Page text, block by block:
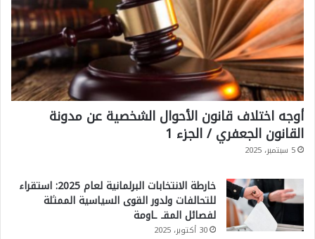
أوجه اختلاف قانون الأحوال الشخصية عن مدونة
القانون الجعفري / الجزء 1
5 سبتمبر، 2025
خارطة الانتخابات البرلمانية لعام 2025: استقراء
للتحالفات ولدور القوى السياسية الممثلة
لفصائل المقـ ـاومة
30 أكتوبر، 2025